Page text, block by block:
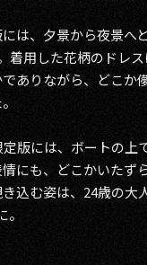
は、夕景から夜景へ
着用した花柄のドレ
ありながら、どこか
版には、ボートの上
にも、どこかいたず
込む姿は、24歳の大